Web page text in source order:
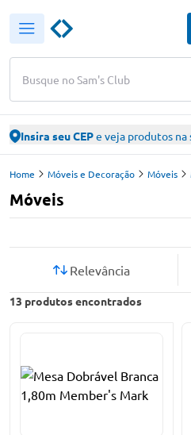
Busque no Sam's Club
Insira seu CEPe veja produtos na
Home Móveis e Decoração Móveis
Móveis
13 produtos encontrados
Relevância